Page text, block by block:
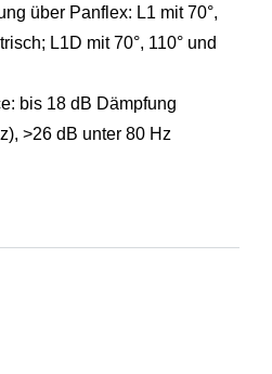
über Panflex: L1 mit 70°,
L1D mit 70°, 110° und
bis 18 dB Dämpfung
>26 dB unter 80 Hz